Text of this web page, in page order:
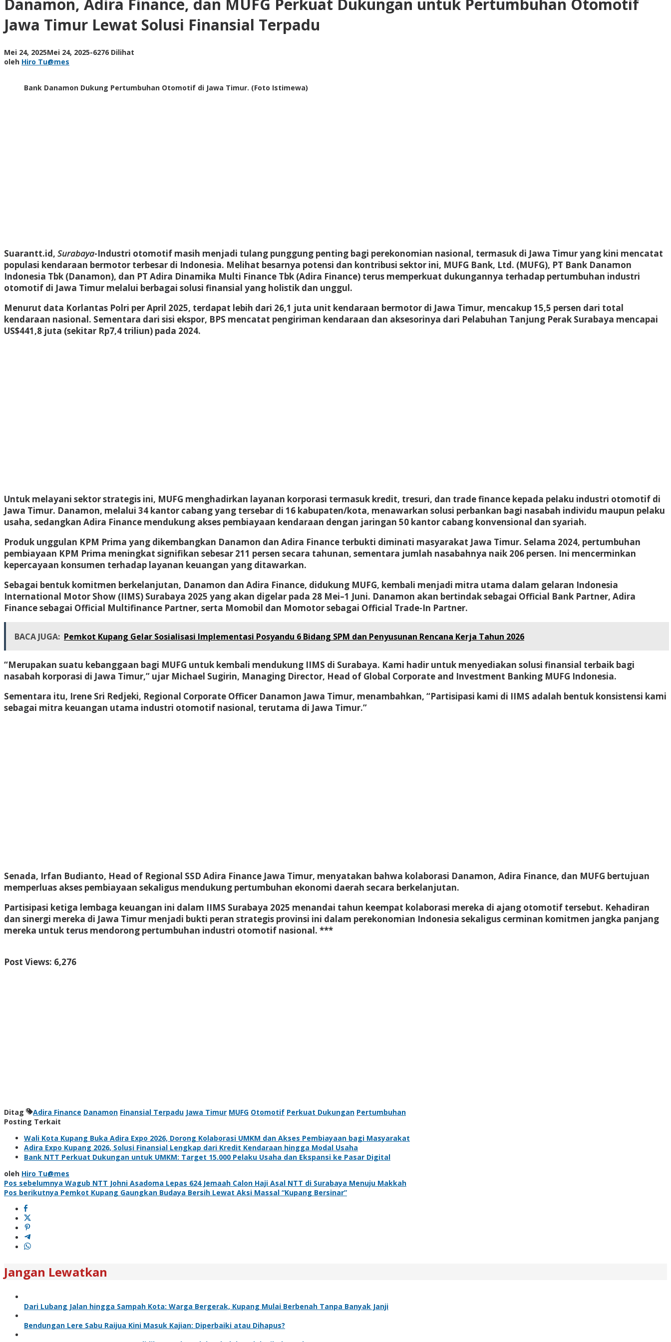
MUFG
Dukungan
untuk
Otomotif
Solusi
Danamon, Adira Finance, dan MUFG Perkuat Dukungan untuk Pertumbuhan Otomotif
Jawa Timur Lewat Solusi Finansial Terpadu
Mei 24, 2025Mei 24, 2025oleh
-6276 Dilihat
oleh Hiro Tu@mes
Bank Danamon Dukung Pertumbuhan Otomotif di Jawa Timur. (Foto Istimewa)
Suarantt.id, Surabaya-Industri otomotif masih menjadi tulang punggung penting bagi perekonomian nasional, termasuk di Jawa Timur yang kini mencatat
populasi kendaraan bermotor terbesar di Indonesia. Melihat besarnya potensi dan kontribusi sektor ini, MUFG Bank, Ltd. (MUFG), PT Bank Danamon
Indonesia Tbk (Danamon), dan PT Adira Dinamika Multi Finance Tbk (Adira Finance) terus memperkuat dukungannya terhadap pertumbuhan industri
otomotif di Jawa Timur melalui berbagai solusi finansial yang holistik dan unggul.
Menurut data Korlantas Polri per April 2025, terdapat lebih dari 26,1 juta unit kendaraan bermotor di Jawa Timur, mencakup 15,5 persen dari total
kendaraan nasional. Sementara dari sisi ekspor, BPS mencatat pengiriman kendaraan dan aksesorinya dari Pelabuhan Tanjung Perak Surabaya mencapai
US$441,8 juta (sekitar Rp7,4 triliun) pada 2024.
Untuk melayani sektor strategis ini, MUFG menghadirkan layanan korporasi termasuk kredit, tresuri, dan trade finance kepada pelaku industri otomotif di
Jawa Timur. Danamon, melalui 34 kantor cabang yang tersebar di 16 kabupaten/kota, menawarkan solusi perbankan bagi nasabah individu maupun pelaku
usaha, sedangkan Adira Finance mendukung akses pembiayaan kendaraan dengan jaringan 50 kantor cabang konvensional dan syariah.
Produk unggulan KPM Prima yang dikembangkan Danamon dan Adira Finance terbukti diminati masyarakat Jawa Timur. Selama 2024, pertumbuhan
pembiayaan KPM Prima meningkat signifikan sebesar 211 persen secara tahunan, sementara jumlah nasabahnya naik 206 persen. Ini mencerminkan
kepercayaan konsumen terhadap layanan keuangan yang ditawarkan.
Sebagai bentuk komitmen berkelanjutan, Danamon dan Adira Finance, didukung MUFG, kembali menjadi mitra utama dalam gelaran Indonesia
International Motor Show (IIMS) Surabaya 2025 yang akan digelar pada 28 Mei–1 Juni. Danamon akan bertindak sebagai Official Bank Partner, Adira
Finance sebagai Official Multifinance Partner, serta Momobil dan Momotor sebagai Official Trade-In Partner.
BACA JUGA: Pemkot Kupang Gelar Sosialisasi Implementasi Posyandu 6 Bidang SPM dan Penyusunan Rencana Kerja Tahun 2026
“Merupakan suatu kebanggaan bagi MUFG untuk kembali mendukung IIMS di Surabaya. Kami hadir untuk menyediakan solusi finansial terbaik bagi
nasabah korporasi di Jawa Timur,” ujar Michael Sugirin, Managing Director, Head of Global Corporate and Investment Banking MUFG Indonesia.
Sementara itu, Irene Sri Redjeki, Regional Corporate Officer Danamon Jawa Timur, menambahkan, “Partisipasi kami di IIMS adalah bentuk konsistensi kami
sebagai mitra keuangan utama industri otomotif nasional, terutama di Jawa Timur.”
Senada, Irfan Budianto, Head of Regional SSD Adira Finance Jawa Timur, menyatakan bahwa kolaborasi Danamon, Adira Finance, dan MUFG bertujuan
memperluas akses pembiayaan sekaligus mendukung pertumbuhan ekonomi daerah secara berkelanjutan.
Partisipasi ketiga lembaga keuangan ini dalam IIMS Surabaya 2025 menandai tahun keempat kolaborasi mereka di ajang otomotif tersebut. Kehadiran
dan sinergi mereka di Jawa Timur menjadi bukti peran strategis provinsi ini dalam perekonomian Indonesia sekaligus cerminan komitmen jangka panjang
mereka untuk terus mendorong pertumbuhan industri otomotif nasional. ***
Post Views: 6,276
Ditag Adira Finance Danamon Finansial Terpadu Jawa Timur MUFG Otomotif Perkuat Dukungan Pertumbuhan
Posting Terkait
Wali Kota Kupang Buka Adira Expo 2026, Dorong Kolaborasi UMKM dan Akses Pembiayaan bagi Masyarakat
Adira Expo Kupang 2026, Solusi Finansial Lengkap dari Kredit Kendaraan hingga Modal Usaha
Bank NTT Perkuat Dukungan untuk UMKM: Target 15.000 Pelaku Usaha dan Ekspansi ke Pasar Digital
oleh Hiro Tu@mes
Navigasi
pos
Pos sebelumnya Wagub NTT Johni Asadoma Lepas 624 Jemaah Calon Haji Asal NTT di Surabaya Menuju Makkah
Pos berikutnya Pemkot Kupang Gaungkan Budaya Bersih Lewat Aksi Massal “Kupang Bersinar”
Jangan Lewatkan
Dari Lubang Jalan hingga Sampah Kota: Warga Bergerak, Kupang Mulai Berbenah Tanpa Banyak Janji
Bendungan Lere Sabu Raijua Kini Masuk Kajian: Diperbaiki atau Dihapus?